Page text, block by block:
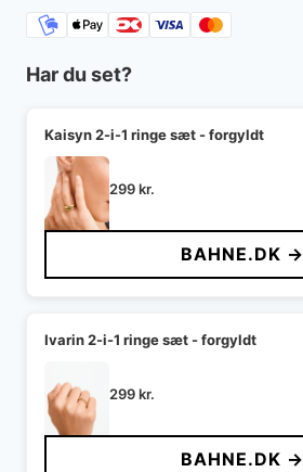
Har du set?
Kaisyn 2-i-1 ringe sæt - forgyldt
299kr.
BAHNE.DK →
Ivarin 2-i-1 ringe sæt - forgyldt
299kr.
BAHNE.DK →